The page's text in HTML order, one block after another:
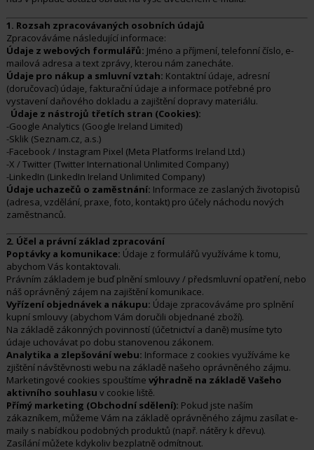
1. Rozsah zpracovávaných osobních údajů
Zpracováváme následující informace:
Údaje z webových formulářů: Jméno a příjmení, telefonní číslo, e-
mailová adresa a text zprávy, kterou nám zanecháte.
Údaje pro nákup a smluvní vztah: Kontaktní údaje, adresní
(doručovací) údaje, fakturační údaje a informace potřebné pro
vystavení daňového dokladu a zajištění dopravy materiálu.
Údaje z nástrojů třetích stran (Cookies):
-Google Analytics (Google Ireland Limited)
-Sklik (Seznam.cz, a.s.)
-Facebook / Instagram Pixel (Meta Platforms Ireland Ltd.)
-X / Twitter (Twitter International Unlimited Company)
-LinkedIn (LinkedIn Ireland Unlimited Company)
Údaje uchazečů o zaměstnání: Informace ze zaslaných životopisů
(adresa, vzdělání, praxe, foto, kontakt) pro účely náchodu nových
zaměstnanců.
2. Účel a právní základ zpracování
Poptávky a komunikace: Údaje z formulářů využíváme k tomu,
abychom Vás kontaktovali.
Právním základem je buď plnění smlouvy / předsmluvní opatření, nebo
náš oprávněný zájem na zajištění komunikace.
Vyřízení objednávek a nákupu: Údaje zpracováváme pro splnění
kupní smlouvy (abychom Vám doručili objednané zboží).
Na základě zákonných povinností (účetnictví a daně) musíme tyto
údaje uchovávat po dobu stanovenou zákonem.
Analytika a zlepšování webu: Informace z cookies využíváme ke
zjištění návštěvnosti webu na základě našeho oprávněného zájmu.
Marketingové cookies spouštíme výhradně na základě Vašeho
aktivního souhlasu v cookie liště.
Přímý marketing (Obchodní sdělení): Pokud jste naším
zákazníkem, můžeme Vám na základě oprávněného zájmu zasílat e-
maily s nabídkou podobných produktů (např. nátěry k dřevu).
Zasílání můžete kdykoliv bezplatně odmítnout.